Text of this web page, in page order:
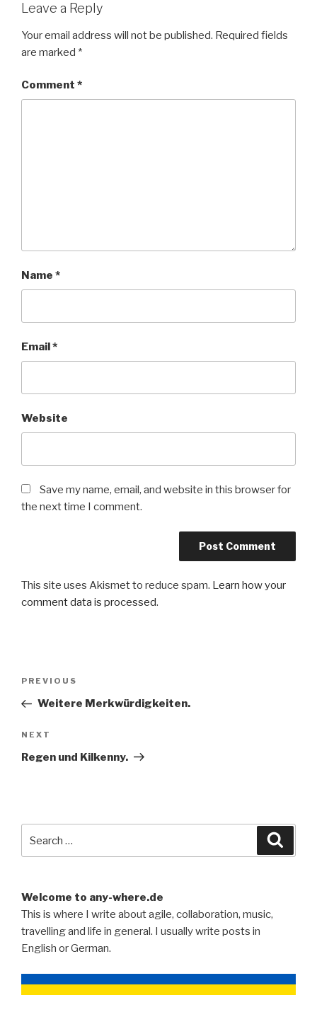
Leave a Reply
Your email address will not be published. Required fields
are marked *
Comment *
Name *
Email*
Website
Save my name, email, and website in this browser for
the next time I comment.
This site uses Akismet to reduce spam. Learn how your
comment data is processed.
Previous
Post
PREVIOUS
Weitere Merkwürdigkeiten.
Next
Post
NEXT
Regen und Kilkenny.
for:
Welcome to any-where.de
This is where I write about agile, collaboration, music,
travelling and life in general. I usually write posts in
English or German.